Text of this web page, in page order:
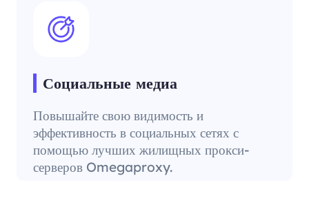
Социальные медиа
Повышайте свою видимость и
эффективность в социальных сетях с
помощью лучших жилищных прокси-
серверов Omegaproxy.